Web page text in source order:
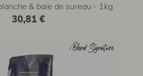
& baie de sureau - 1kg
30,81 €
Blend Signature
Blend Signature